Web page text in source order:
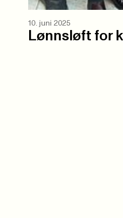
10. juni 2025
Lønnsløft for